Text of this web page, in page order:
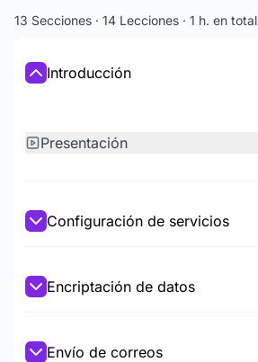
13 Secciones · 14 Lecciones · 1 h. en total
Introducción
Presentación
Configuración de servicios
Encriptación de datos
Envío de correos